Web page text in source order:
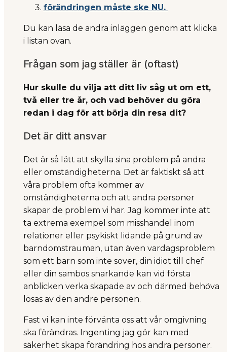
förändringen måste ske NU.
Du kan läsa de andra inläggen genom att klicka
i listan ovan.
Frågan som jag ställer är (oftast)
Hur skulle du vilja att ditt liv såg ut om ett,
två eller tre år, och vad behöver du göra
redan i dag för att börja din resa dit?
Det är ditt ansvar
Det är så lätt att skylla sina problem på andra
eller omständigheterna. Det är faktiskt så att
våra problem ofta kommer av
omständigheterna och att andra personer
skapar de problem vi har. Jag kommer inte att
ta extrema exempel som misshandel inom
relationer eller psykiskt lidande på grund av
barndomstrauman, utan även vardagsproblem
som ett barn som inte sover, din idiot till chef
eller din sambos snarkande kan vid första
anblicken verka skapade av och därmed behöva
lösas av den andre personen.
Fast vi kan inte förvänta oss att vår omgivning
ska förändras. Ingenting jag gör kan med
säkerhet skapa förändring hos andra personer.